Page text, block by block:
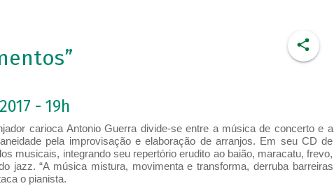
- 19h
carioca​ Antonio Guerra divide-se entre a música de concerto e a
pela improvisação e elaboração de arranjos. Em seu CD de
musicais, integrando seu repertório erudito ao baião, maracatu, frevo,
jazz. “A música mistura, movimenta e transforma, derruba barreiras
o pianista.